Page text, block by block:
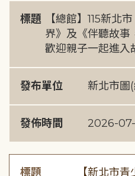
標題
【總館】115新北
界》及《伴聽故事
歡迎親子一起進入
發布單位 新北市圖
發佈時間 2026-
標題
【新北市